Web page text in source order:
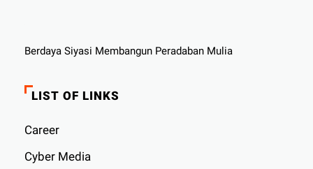
Berdaya Siyasi Membangun Peradaban Mulia
LIST OF LINKS
Career
Cyber ​​Media